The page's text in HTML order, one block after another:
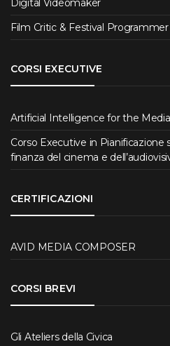
Digital Videomaker
Film Critic & Festival Programmer
CORSI EXECUTIVE
Artificial Intelligence for the
Corso Executive in Pianificazione
finanza del cinema e
CERTIFICAZIONI
AVID MEDIA COMPOSER
CORSI BREVI
Gli Ateliers della Civica